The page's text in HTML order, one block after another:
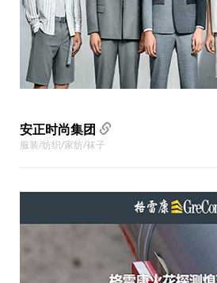
安正时尚集团
服装/纺织/家纺/袜子